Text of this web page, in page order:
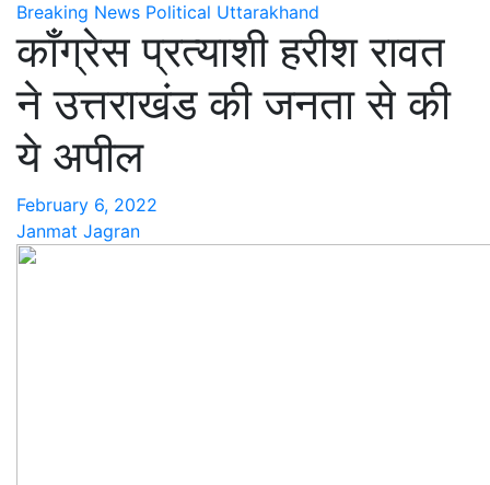
Breaking News Political Uttarakhand
काँग्रेस प्रत्याशी हरीश रावत
ने उत्तराखंड की जनता से की
ये अपील
February 6, 2022
Janmat Jagran